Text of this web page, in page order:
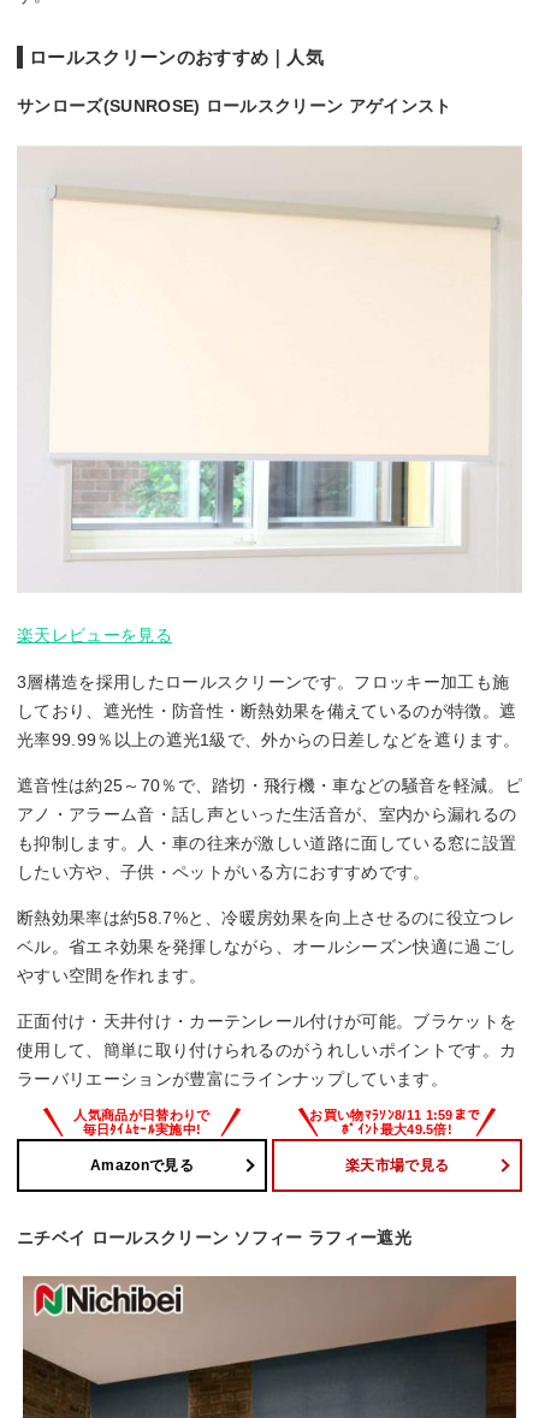
ロールスクリーンのおすすめ｜人気
サンローズ(SUNROSE) ロールスクリーン アゲインスト
楽天レビューを見る
3層構造を採用したロールスクリーンです。フロッキー加工も施
しており、遮光性・防音性・断熱効果を備えているのが特徴。遮
光率99.99％以上の遮光1級で、外からの日差しなどを遮ります。
遮音性は約25～70％で、踏切・飛行機・車などの騒音を軽減。ピ
アノ・アラーム音・話し声といった生活音が、室内から漏れるの
も抑制します。人・車の往来が激しい道路に面している窓に設置
したい方や、子供・ペットがいる方におすすめです。
断熱効果率は約58.7%と、冷暖房効果を向上させるのに役立つレ
ベル。省エネ効果を発揮しながら、オールシーズン快適に過ごし
やすい空間を作れます。
正面付け・天井付け・カーテンレール付けが可能。ブラケットを
使用して、簡単に取り付けられるのがうれしいポイントです。カ
ラーバリエーションが豊富にラインナップしています。
Amazonで見る 楽天市場で見る
ニチベイ ロールスクリーン ソフィー ラフィー遮光